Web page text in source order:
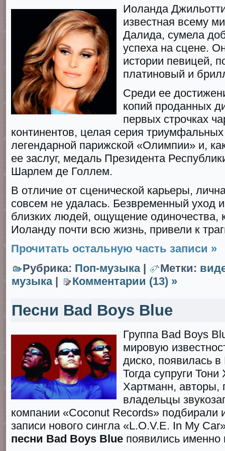
Иоланда
известная всему
Далида, сумела
успеха на сцене.
истории певицей,
платиновый и
Среди ее
копий проданных
первых строчках
континентов, целая серия
легендарной парижской «Олимпии» и,
ее заслуг, медаль Президента
Шарлем де Голлем.
В отличие от сценической карьеры,
совсем не удалась. Безвременный уход
близких людей, ощущение одиночества,
Иоланду почти всю жизнь, привели к
Прочитать остальную часть записи »
Рубрика: Поп-музыка| Метки:
музыка| Комментарии (13) »
Песни Bad Boys Blue
Группа Bad Boys
мировую
диско, появилась в
Тогда супруги
Хартманн, авторы,
владельцы
компании «Coconut Records» подбирали
записи нового сингла «L.O.V.E. In My
песни Bad Boys Blue появились